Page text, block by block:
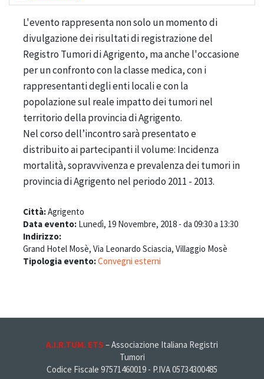
L'evento rappresenta non solo un momento di
divulgazione dei risultati di registrazione del
Registro Tumori di Agrigento, ma anche l'occasione
per un confronto con la classe medica, con i
rappresentanti degli enti locali e con la
popolazione sul reale impatto dei tumori nel
territorio della provincia di Agrigento.
Nel corso dell’incontro sarà presentato e
distribuito ai partecipanti il volume: Incidenza
mortalità, sopravvivenza e prevalenza dei tumori in
provincia di Agrigento nel periodo 2011 - 2013.
Città:Agrigento
Data evento: Lunedì, 19 Novembre, 2018 - da 09:30a 13:30
Indirizzo:
Grand Hotel Mosè, Via Leonardo Sciascia, Villaggio Mosè
Tipologia evento:Convegni esterni
A.I.R.TUM. ETS – Associazione Italiana Registri
Tumori
Codice Fiscale 97571460019 - P.IVA 05734300485